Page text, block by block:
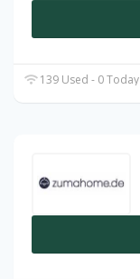
139 Used - 0 Today